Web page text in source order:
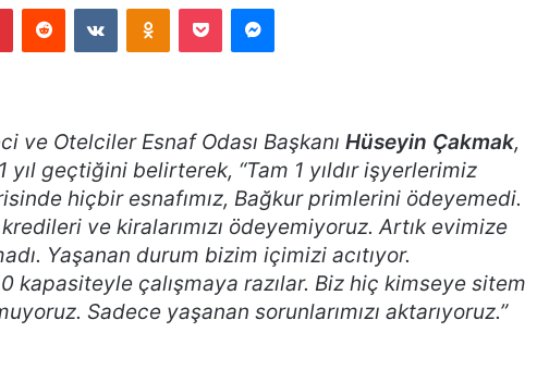
PinterestReddit VKontakteOdnoklassniki
Pocket Messenger
ve Otelciler Esnaf Odası Başkanı Hüseyin Çakmak,
yıl geçtiğini belirterek, “Tam 1 yıldır işyerlerimiz
hiçbir esnafımız, Bağkur primlerini ödeyemedi.
ve kiralarımızı ödeyemiyoruz. Artık evimize
Yaşanan durum bizim içimizi acıtıyor.
kapasiteyle çalışmaya razılar. Biz hiç kimseye sitem
Sadece yaşanan sorunlarımızı aktarıyoruz.”